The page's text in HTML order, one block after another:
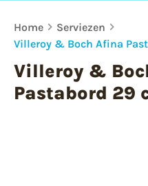
Home
Serviezen
Villeroy & Boch Afina
Villeroy &
Pastabord 29